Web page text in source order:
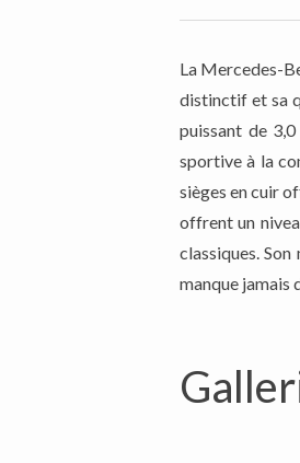
La Mercedes-
distinctif et sa
puissant de
sportive à la
sièges en cuir
offrent un
classiques.
manque jamais